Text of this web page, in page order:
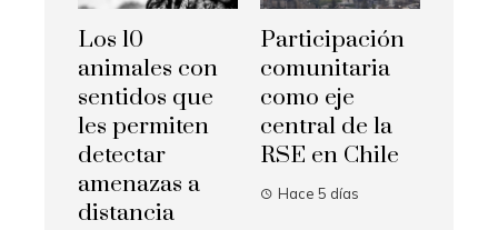
Los 10
animales con
sentidos que
les permiten
detectar
amenazas a
distancia
Participación
comunitaria
como eje
central de la
RSE en Chile
Hace 5 días